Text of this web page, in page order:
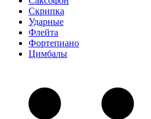
Скрипка
Ударные
Флейта
Фортепиано
Цимбалы